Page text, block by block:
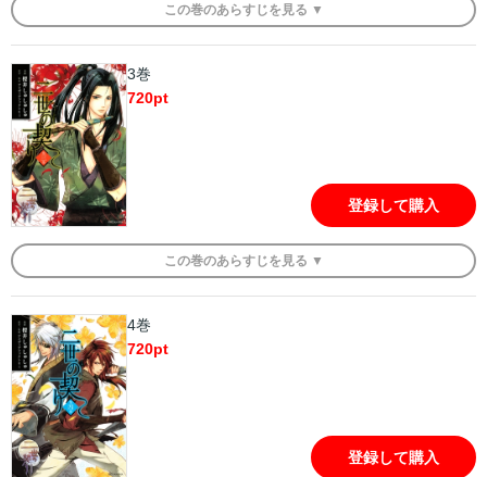
この巻のあらすじを 見る ▼
3巻
720pt
登録して購入
この巻のあらすじを 見る ▼
4巻
720pt
登録して購入